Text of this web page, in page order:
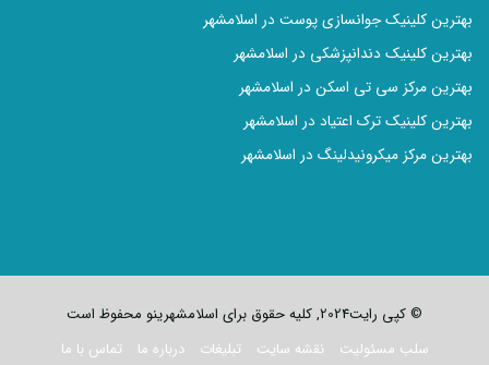
بهترین کلینیک جوانسازی پوست در اسلامشهر
بهترین کلینیک دندانپزشکی در اسلامشهر
بهترین مرکز سی تی اسکن در اسلامشهر
بهترین کلینیک‌ ترک اعتیاد در اسلامشهر
بهترین مرکز میکرونیدلینگ در اسلامشهر
© کپی رایت2024, کلیه حقوق برای اسلامشهرینو محفوظ است
سلب مسئولیت
نقشه سایت تبلیغات درباره ما تماس با ما